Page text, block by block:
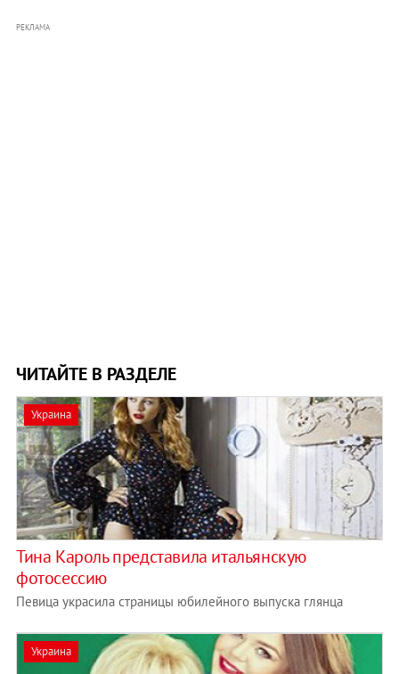
РЕКЛАМА
ЧИТАЙТЕ В РАЗДЕЛЕ
Украина
Тина Кароль представила итальянскую
фотосессию
Певица украсила страницы юбилейного выпуска глянца
Украина